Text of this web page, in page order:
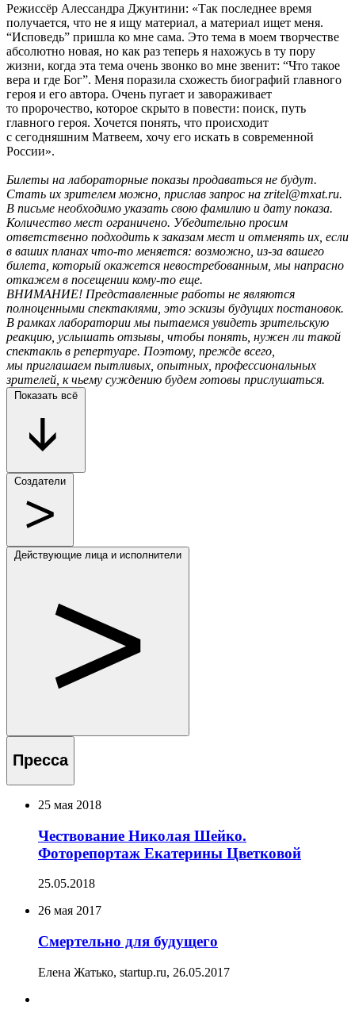
Режиссёр Алессандра Джунтини: «Так последнее время
получается, что не я ищу материал, а материал ищет меня.
“Исповедь” пришла ко мне сама. Это тема в моем творчестве
абсолютно новая, но как раз теперь я нахожусь в ту пору
жизни, когда эта тема очень звонко во мне звенит: “Что такое
вера и где Бог”. Меня поразила схожесть биографий главного
героя и его автора. Очень пугает и завораживает
то пророчество, которое скрыто в повести: поиск, путь
главного героя. Хочется понять, что происходит
с сегодняшним Матвеем, хочу его искать в современной
России».
Билеты на лабораторные показы продаваться не будут.
Стать их зрителем можно, прислав запрос на zritel@mxat.ru.
В письме необходимо указать свою фамилию и дату показа.
Количество мест ограничено. Убедительно просим
ответственно подходить к заказам мест и отменять их, если
в ваших планах что-то меняется: возможно, из-за вашего
билета, который окажется невостребованным, мы напрасно
откажем в посещении кому-то еще.
ВНИМАНИЕ! Представленные работы не являются
полноценными спектаклями, это эскизы будущих постановок.
В рамках лаборатории мы пытаемся увидеть зрительскую
реакцию, услышать отзывы, чтобы понять, нужен ли такой
спектакль в репертуаре. Поэтому, прежде всего,
мы приглашаем пытливых, опытных, профессиональных
зрителей, к чьему суждению будем готовы прислушаться.
Показать всё
Создатели
Действующие лица и исполнители
Пресса
25 мая 2018
Чествование Николая Шейко.
Фоторепортаж Екатерины Цветковой
25.05.2018
26 мая 2017
Смертельно для будущего
Елена Жатько, startup.ru, 26.05.2017